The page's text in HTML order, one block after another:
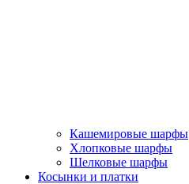
Кашемировые шарфы
Хлопковые шарфы
Шелковые шарфы
Косынки и платки